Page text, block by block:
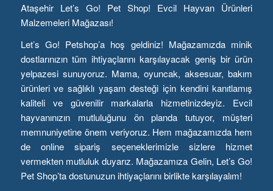
Ataşehir Let’s Go! Pet Shop! Evcil Hayvan Ürünleri
Malzemeleri Mağazası!
Let’s Go! Petshop’a hoş geldiniz! Mağazamızda minik
dostlarınızın tüm ihtiyaçlarını karşılayacak geniş bir ürün
yelpazesi sunuyoruz. Mama, oyuncak, aksesuar, bakım
ürünleri ve sağlıklı yaşam desteği için kendini kanıtlamış
kaliteli ve güvenilir markalarla hizmetinizdeyiz. Evcil
hayvanınızın mutluluğunu ön planda tutuyor, müşteri
memnuniyetine önem veriyoruz. Hem mağazamızda hem
de online sipariş seçeneklerimizle sizlere hizmet
vermekten mutluluk duyarız. Mağazamıza Gelin, Let’s Go!
Pet Shop’ta dostunuzun ihtiyaçlarını birlikte karşılayalım!